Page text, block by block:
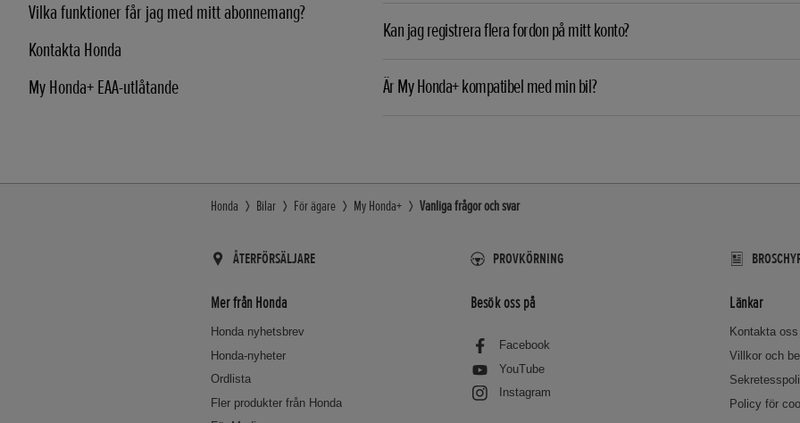
Vilka funktioner får jag med mitt abonnemang?
Kontakta Honda
My Honda+ EAA-utlåtande
Kan jag registrera flera fordon på mitt konto?
Är My Honda+ kompatibel med min bil?
Honda Bilar För ägare My Honda+ Vanliga frågor och svar
ÅTERFÖRSÄLJARE PROVKÖRNING
Mer från Honda
Honda nyhetsbrev
Honda-nyheter
Ordlista
Fler produkter från Honda
Besök oss på
Facebook
YouTube
Instagram
Länkar
Kontakta oss
Villkor och
Policy för